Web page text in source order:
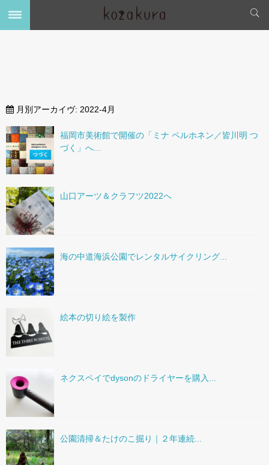
月別アーカイヴ: 2022-4月
福岡市美術館で開催の「ミナ ペルホネン／皆川明 つ
づく」へ...
山口アーツ＆クラフツ2022へ
海の中道海浜公園でレンタルサイクリング...
絵本の切り絵を製作
ネクスペイでdysonのドライヤーを購入...
公園清掃＆たけのこ掘り｜２年連続...